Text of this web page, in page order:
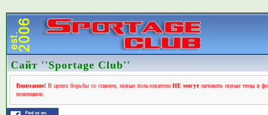
Сайт ''Sportage Club''
Внимание!В целях борьбы со спамом, новые пользователи НЕ могутначинать новые темы в
понимание.